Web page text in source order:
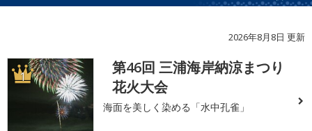
2026年8月8日 更新
1
第46回 三浦海岸納涼まつり
花火大会
海面を美しく染める「水中孔雀」